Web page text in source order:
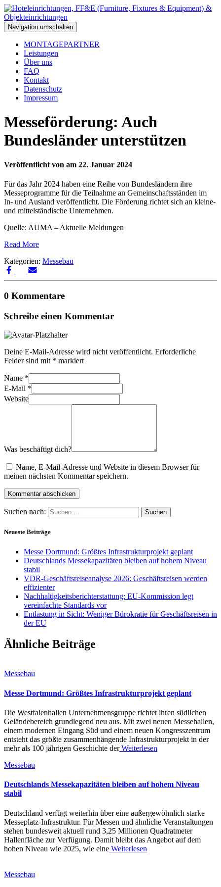
Navigation umschalten
MONTAGEPARTNER
Leistungen
Über uns
FAQ
Kontakt
Datenschutz
Impressum
Messeförderung: Auch
Bundesländer unterstützen
Veröffentlicht von am 22. Januar 2024
Für das Jahr 2024 haben eine Reihe von Bundesländern ihre
Messeprogramme für die Teilnahme an Gemeinschaftsständen im
In- und Ausland veröffentlicht. Die Förderung richtet sich an kleine-
und mittelständische Unternehmen.
Quelle: AUMA – Aktuelle Meldungen
Read More
Kategorien: Messebau
0 Kommentare
Schreibe einen Kommentar
Deine E-Mail-Adresse wird nicht veröffentlicht. Erforderliche
Felder sind mit * markiert
Name *
E-Mail *
Website
Was beschäftigt dich?
Name, E-Mail-Adresse und Website in diesem Browser für
meinen nächsten Kommentar speichern.
Suchen nach:
Neueste Beiträge
Messe Dortmund: Größtes Infrastrukturprojekt geplant
Deutschlands Messekapazitäten bleiben auf hohem Niveau
stabil
VDR-Geschäftsreiseanalyse 2026: Geschäftsreisen werden
effizienter
Nachhaltigkeitsberichterstattung: EU-Kommission legt
vereinfachte Standards vor
Entlastung in Sicht: Weniger Bürokratie für Geschäftsreisen in
der EU
Ähnliche Beiträge
Messebau
Messe Dortmund: Größtes Infrastrukturprojekt geplant
Die Westfalenhallen Unternehmensgruppe richtet ihren südlichen
Geländebereich grundlegend neu aus. Mit zwei neuen Messehallen,
einem modernen Eingang Süd und einem neuen Kongresszentrum
entsteht das größte zusammenhängende Infrastrukturprojekt in der
mehr als 100 jährigen Geschichte derWeiterlesen
Messebau
Deutschlands Messekapazitäten bleiben auf hohem Niveau
stabil
Deutschland verfügt weiterhin über eine außergewöhnlich starke
Messeplatz-Infrastruktur. Für Messen und ähnliche Veranstaltungen
stehen bundesweit aktuell rund 3,25 Millionen Quadratmeter
Hallenfläche zur Verfügung. Damit bleibt das Angebot auf dem
hohen Niveau wie 2025, wie eine Weiterlesen
Messebau